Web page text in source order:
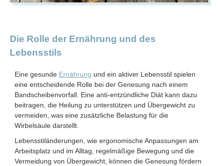
Die Rolle der Ernährung und des
Lebensstils
Eine gesunde Ernährung und ein aktiver Lebensstil spielen
eine entscheidende Rolle bei der Genesung nach einem
Bandscheibenvorfall. Eine anti-entzündliche Diät kann dazu
beitragen, die Heilung zu unterstützen und Übergewicht zu
vermeiden, was eine zusätzliche Belastung für die
Wirbelsäule darstellt.
Lebensstiländerungen, wie ergonomische Anpassungen am
Arbeitsplatz und im Alltag, regelmäßige Bewegung und die
Vermeidung von Übergewicht, können die Genesung fördern